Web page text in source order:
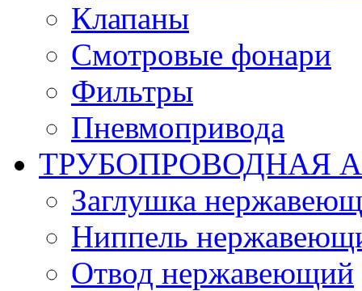
Клапаны
Смотровые фонари
Фильтры
Пневмопривода
ТРУБОПРОВОДНАЯ
Заглушка
Ниппель
Отвод нержавеющий